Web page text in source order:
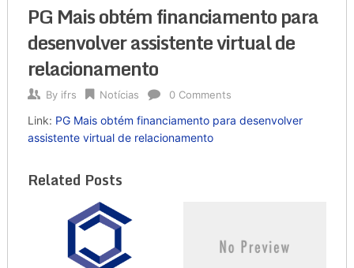
PG Mais obtém financiamento para
desenvolver assistente virtual de
relacionamento
By ifrs Notícias 0 Comments
Link: PG Mais obtém financiamento para desenvolver
assistente virtual de relacionamento
Related Posts